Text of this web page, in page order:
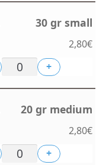
30 gr small
2,80€
+
20 gr medium
2,80€
+